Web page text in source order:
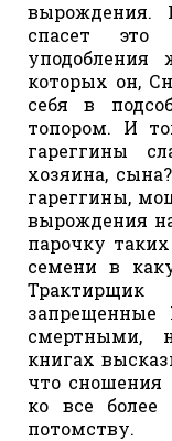
вырождения.
спасет это
которых он,
себя в
топором. И
гареггины
хозяина,
гареггины,
вырождения
парочку
семени в
смертными,
книгах
что сношения
ко все более
потомству.